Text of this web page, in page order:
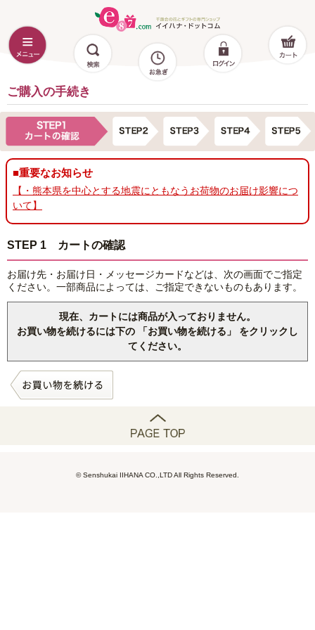
ご購入の手続き
■重要なお知らせ
【・熊本県を中心とする地震にともなうお荷物のお届け影響につ
いて】
STEP 1 カートの確認
お届け先・お届け日・メッセージカードなどは、次の画面でご指定
ください。一部商品によっては、ご指定できないものもあります。
現在、カートには商品が入っておりません。
お買い物を続けるには下の 「お買い物を続ける」 をクリックし
てください。
© Senshukai IIHANA CO.,LTD All Rights Reserved.